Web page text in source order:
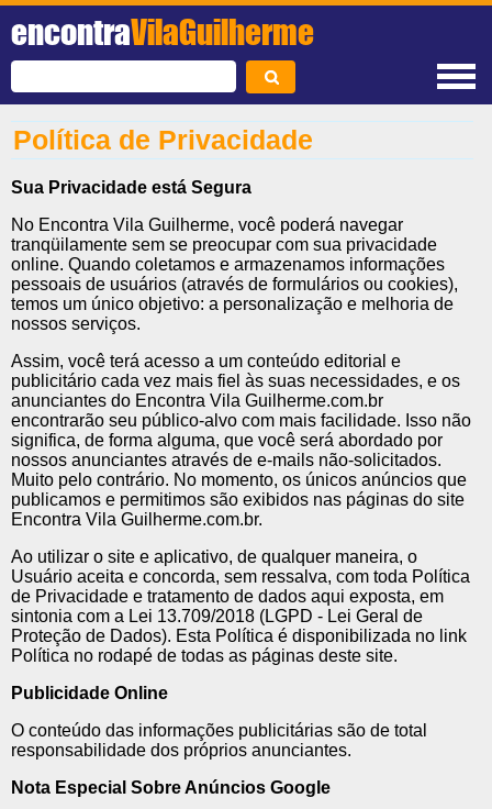
encontraVilaGuilherme
Política de Privacidade
Sua Privacidade está Segura
No Encontra Vila Guilherme, você poderá navegar
tranqüilamente sem se preocupar com sua privacidade
online. Quando coletamos e armazenamos informações
pessoais de usuários (através de formulários ou cookies),
temos um único objetivo: a personalização e melhoria de
nossos serviços.
Assim, você terá acesso a um conteúdo editorial e
publicitário cada vez mais fiel às suas necessidades, e os
anunciantes do Encontra Vila Guilherme.com.br
encontrarão seu público-alvo com mais facilidade. Isso não
significa, de forma alguma, que você será abordado por
nossos anunciantes através de e-mails não-solicitados.
Muito pelo contrário. No momento, os únicos anúncios que
publicamos e permitimos são exibidos nas páginas do site
Encontra Vila Guilherme.com.br.
Ao utilizar o site e aplicativo, de qualquer maneira, o
Usuário aceita e concorda, sem ressalva, com toda Política
de Privacidade e tratamento de dados aqui exposta, em
sintonia com a Lei 13.709/2018 (LGPD - Lei Geral de
Proteção de Dados). Esta Política é disponibilizada no link
Política no rodapé de todas as páginas deste site.
Publicidade Online
O conteúdo das informações publicitárias são de total
responsabilidade dos próprios anunciantes.
Nota Especial Sobre Anúncios Google